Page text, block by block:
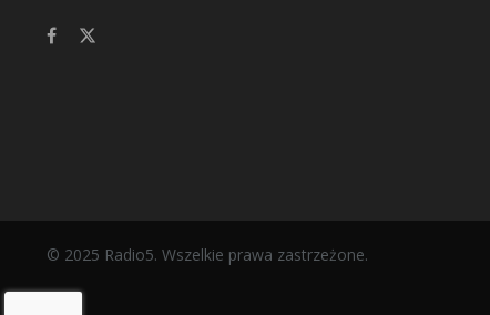
© 2025 Radio5. Wszelkie prawa zastrzeżone.